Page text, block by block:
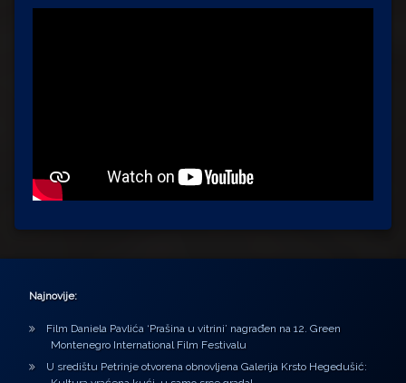
Najnovije:
Film Daniela Pavlića ‘Prašina u vitrini’ nagrađen na 12. Green
Montenegro International Film Festivalu
U središtu Petrinje otvorena obnovljena Galerija Krsto Hegedušić: